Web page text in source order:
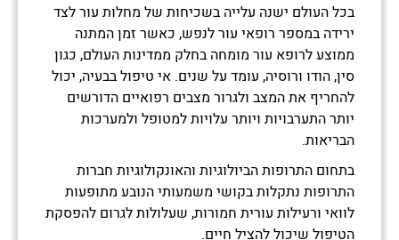
בכל העולם ישנה עלייה בשכיחות של מחלות עור לצד
ירידה במספר רופאי עור לנפש, כאשר זמן המתנה
ממוצע לרופא עור מומחה בחלק ממדינות העולם, כגון
סין, הודו ורוסיה, עומד על שנים. אי טיפול בבעיה, יכול
להחריף את המצב ולגרור מצבים רפואיים הדורשים
יותר התערבויות ויותר עלויות למטופל ולמערכות
הבריאות.
בתחום התרופות הביולוגיות והאונקולוגיות חברות
התרופות נתקלות בקושי משמעותי הנובע מתופעות
לוואי ורעילות עורית חמורות, שעלולות לגרום להפסקת
הטיפול שיכול להציל חיים.